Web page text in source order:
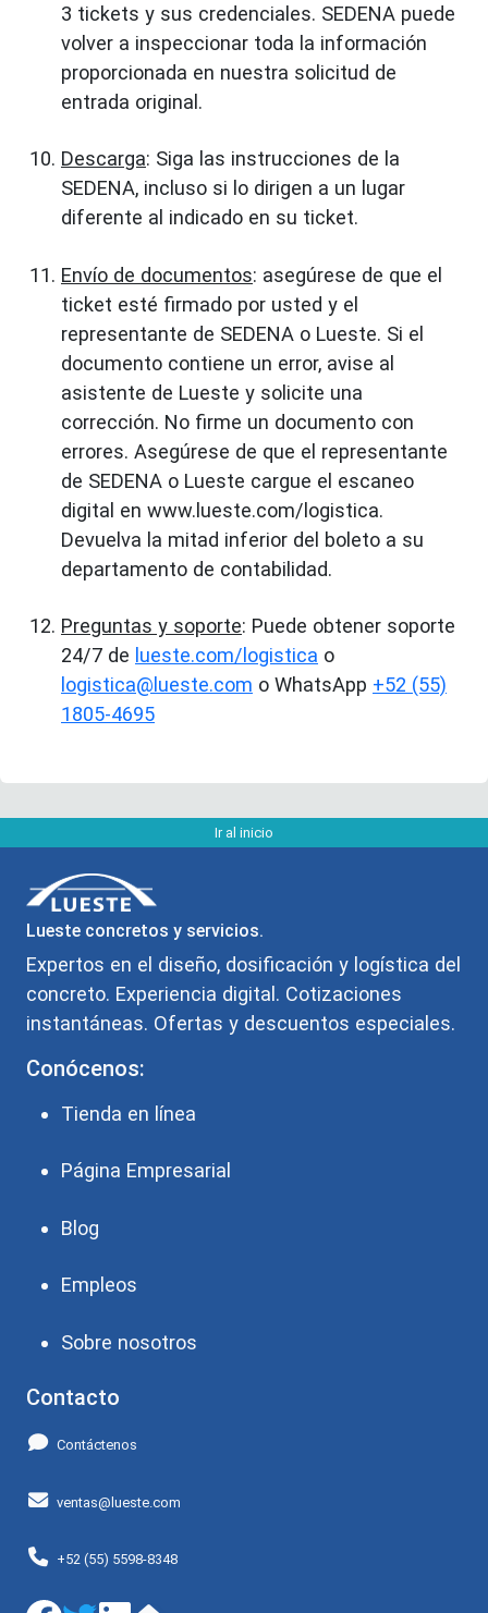
3 tickets y sus credenciales. SEDENA puede
volver a inspeccionar toda la información
proporcionada en nuestra solicitud de
entrada original.
Descarga: Siga las instrucciones de la
SEDENA, incluso si lo dirigen a un lugar
diferente al indicado en su ticket.
Envío de documentos: asegúrese de que el
ticket esté firmado por usted y el
representante de SEDENA o Lueste. Si el
documento contiene un error, avise al
asistente de Lueste y solicite una
corrección. No firme un documento con
errores. Asegúrese de que el representante
de SEDENA o Lueste cargue el escaneo
digital en www.lueste.com/logistica.
Devuelva la mitad inferior del boleto a su
departamento de contabilidad.
Preguntas y soporte: Puede obtener soporte
24/7 de lueste.com/logistica o
logistica@lueste.com o WhatsApp +52 (55)
1805-4695
Ir al inicio
Lueste concretos y servicios.
Expertos en el diseño, dosificación y logística del
concreto. Experiencia digital. Cotizaciones
instantáneas. Ofertas y descuentos especiales.
Conócenos:
Tienda en línea
Página Empresarial
Blog
Empleos
Sobre nosotros
Contacto
Contáctenos
ventas@lueste.com
+52 (55) 5598-8348